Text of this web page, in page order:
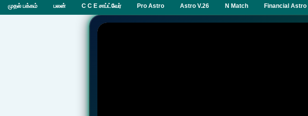
முதல் பக்கம் பலன் C C E சாப்ட்வேர் Pro Astro Astro V.26 N Match Financial Astro